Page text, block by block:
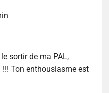
sortir de ma PAL,
Ton enthousiasme est